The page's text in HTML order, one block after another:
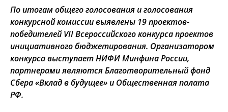
По итогам общего голосования и голосования
конкурсной комиссии выявлены 19 проектов-
победителей VII Всероссийского конкурса проектов
инициативного бюджетирования. Организатором
конкурса выступает НИФИ Минфина России,
партнерами являются Благотворительный фонд
Сбера «Вклад в будущее» и Общественная палата
РФ.